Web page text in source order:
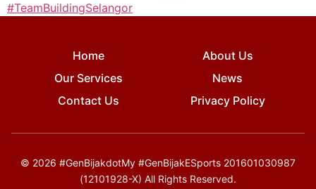
#TeamBuildingSelangor
Home
About Us
Our Services
News
Contact Us
Privacy Policy
© 2026 #GenBijakdotMy #GenBijakESports 201601030987
(12101928-X) All Rights Reserved.